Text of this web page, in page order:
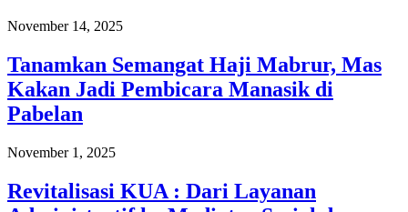
November 14, 2025
Tanamkan Semangat Haji Mabrur, Mas
Kakan Jadi Pembicara Manasik di
Pabelan
November 1, 2025
Revitalisasi KUA : Dari Layanan